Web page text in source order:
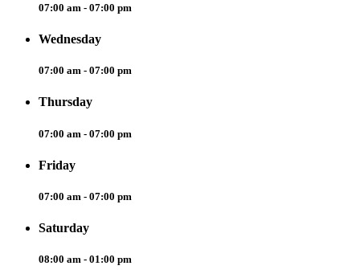
07:00 am - 07:00 pm
Wednesday
07:00 am - 07:00 pm
Thursday
07:00 am - 07:00 pm
Friday
07:00 am - 07:00 pm
Saturday
08:00 am - 01:00 pm